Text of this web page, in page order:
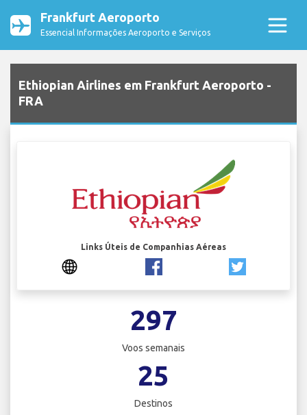
Frankfurt Aeroporto
Essencial Informações Aeroporto e Serviços
Ethiopian Airlines em Frankfurt Aeroporto -
FRA
Links Úteis de Companhias Aéreas
297
Voos semanais
25
Destinos